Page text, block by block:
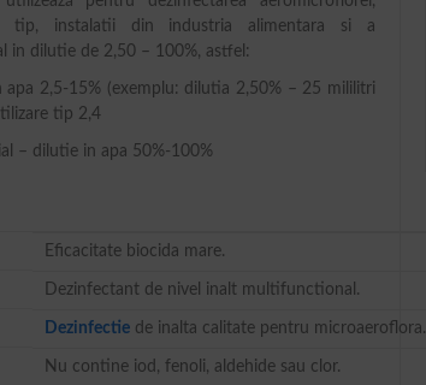
tip, instalatii din industria alimentara si a
in dilutie de 2,50 – 100%, astfel:
2,5-15% (exemplu: dilutia 2,50% – 25 mililitri
tip 2,4
– dilutie in apa 50%-100%
Eficacitate biocida mare.
Dezinfectant de nivel inalt multifunctional.
Dezinfectie de inalta calitate pentru microaeroflora.
Nu contine iod, fenoli, aldehide sau clor.